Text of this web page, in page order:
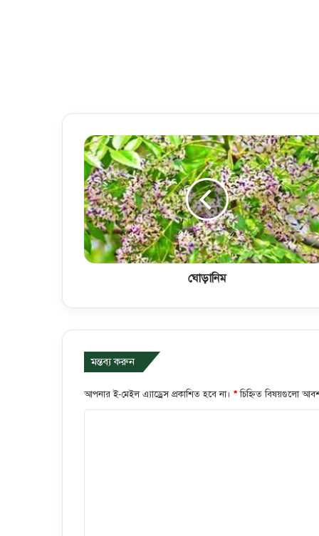
ঘোড়ানিম
মন্তব্য করুন
আপনার ই-মেইল এ্যাড্রেস প্রকাশিত হবে না। *চিহ্নিত বিষয়গুলো